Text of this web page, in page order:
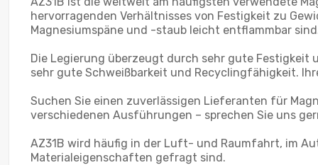
hervorragenden Verhältnisses von Festigkeit zu
Magnesiumspäne und -staub leicht entflammbar
Die Legierung überzeugt durch sehr gute Festigkeit
sehr gute Schweißbarkeit und Recyclingfähigkeit.
Suchen Sie einen zuverlässigen Lieferanten für
verschiedenen Ausführungen – sprechen Sie uns
AZ31B wird häufig in der Luft- und Raumfahrt, im
Materialeigenschaften gefragt sind.